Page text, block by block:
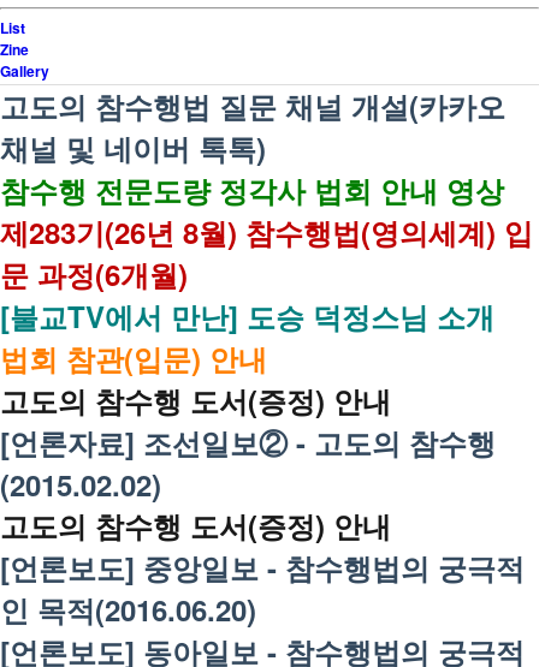
List
Zine
Gallery
고도의 참수행법 질문 채널 개설(카카오
채널 및 네이버 톡톡)
참수행 전문도량 정각사 법회 안내 영상
제283기(26년 8월) 참수행법(영의세계) 입
문 과정(6개월)
[불교TV에서 만난] 도승 덕정스님 소개
법회 참관(입문) 안내
고도의 참수행 도서(증정) 안내
[언론자료] 조선일보② - 고도의 참수행
(2015.02.02)
고도의 참수행 도서(증정) 안내
[언론보도] 중앙일보 - 참수행법의 궁극적
인 목적(2016.06.20)
[언론보도] 동아일보 - 참수행법의 궁극적